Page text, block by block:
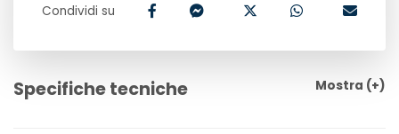
Condividi su
Specifiche tecniche Mostra (+)